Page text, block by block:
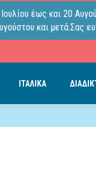
έως και 20
και μετά.Σας
ΙΤΑΛΙΚΑ